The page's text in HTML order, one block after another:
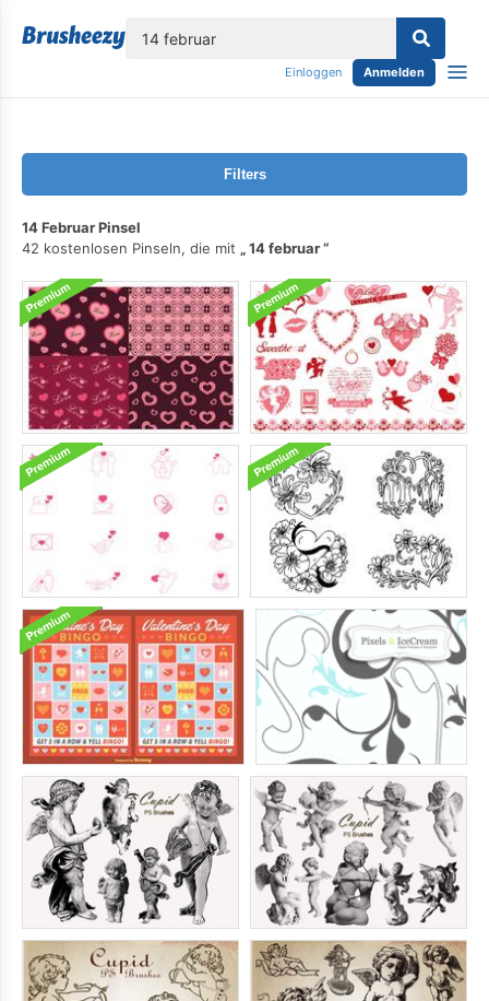
Einloggen Anmelden
Filters
14 Februar Pinsel
42 kostenlosen Pinseln, die mit
14 februar